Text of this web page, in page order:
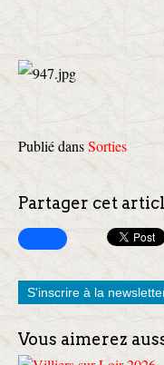
Publié dansSorties
Partager cet
S'inscrire à la
Vous aimerez